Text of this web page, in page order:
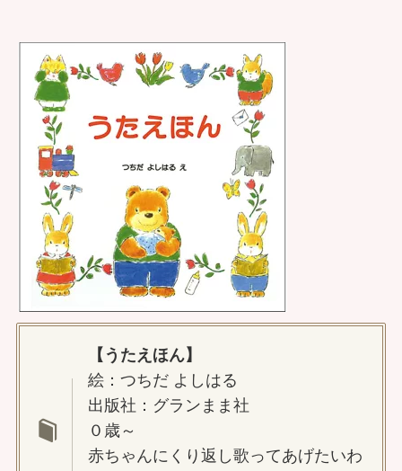
【うたえほん】
絵：つちだ よしはる
出版社：グランまま社
０歳～
赤ちゃんにくり返し歌ってあげたいわ